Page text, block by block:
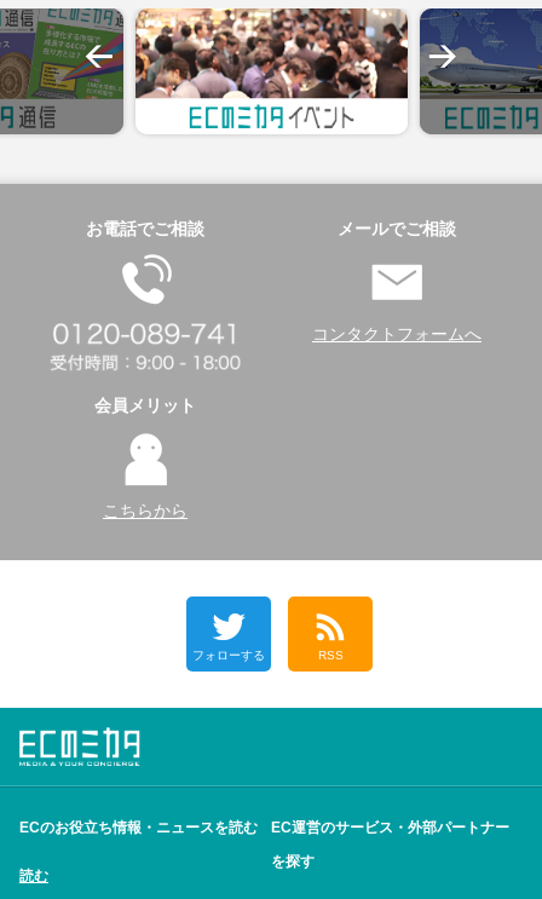
お電話でご相談 メールでご相談
コンタクトフォームへ
会員メリット
こちらから
フォローする RSS
ECのお役立ち情報・ニュースを読む
読む
EC運営のサービス・外部パートナー
を探す